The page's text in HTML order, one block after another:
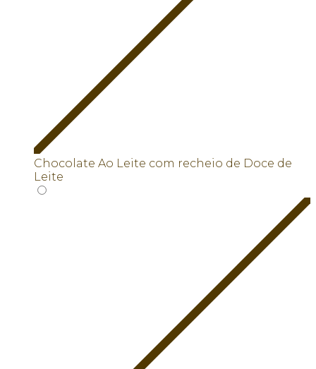
Chocolate Ao Leite com recheio de Doce de
Leite